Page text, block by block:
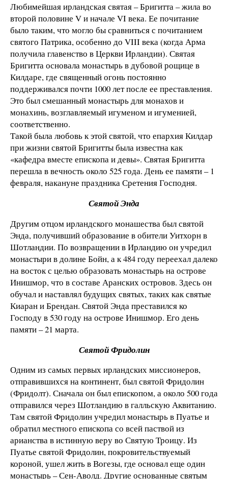
Любимейшая ирландская святая – Бригитта – жила во
второй половине V и начале VI века. Ее почитание
было таким, что могло бы сравниться с почитанием
святого Патрика, особенно до VIII века (когда Арма
получила главенство в Церкви Ирландии). Святая
Бригитта основала монастырь в дубовой рощице в
Килдаре, где священный огонь постоянно
поддерживался почти 1000 лет после ее преставления.
Это был смешанный монастырь для монахов и
монахинь, возглавляемый игуменом и игуменией,
соответственно.
Такой была любовь к этой святой, что епархия Килдар
при жизни святой Бригитты была известна как
«кафедра вместе епископа и девы». Святая Бригитта
перешла в вечность около 525 года. День ее памяти – 1
февраля, накануне праздника Сретения Господня.
Святой Энда
Другим отцом ирландского монашества был святой
Энда, получивший образование в обители Уитхорн в
Шотландии. По возвращении в Ирландию он учредил
монастыри в долине Бойн, а к 484 году переехал далеко
на восток с целью образовать монастырь на острове
Инишмор, что в составе Аранских островов. Здесь он
обучал и наставлял будущих святых, таких как святые
Киаран и Брендан. Святой Энда преставился ко
Господу в 530 году на острове Инишмор. Его день
памяти – 21 марта.
Святой Фридолин
Одним из самых первых ирландских миссионеров,
отправившихся на континент, был святой Фридолин
(Фридолт). Сначала он был епископом, а около 500 года
отправился через Шотландию в галльскую Аквитанию.
Там святой Фридолин учредил монастырь в Пуатье и
обратил местного епископа со всей паствой из
арианства в истинную веру во Святую Троицу. Из
Пуатье святой Фридолин, покровительствуемый
короной, ушел жить в Вогезы, где основал еще один
монастырь – Сен-Аволд. Другие основанные святым